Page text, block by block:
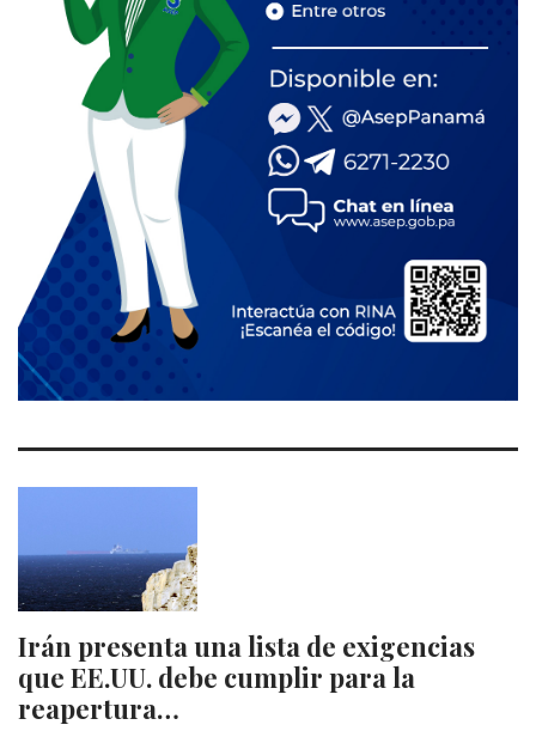
Irán presenta una lista de exigencias
que EE.UU. debe cumplir para la
reapertura…